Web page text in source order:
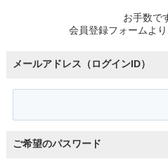
お手数で
会員登録フォームより
メールアドレス（ログインID）
ご希望のパスワード